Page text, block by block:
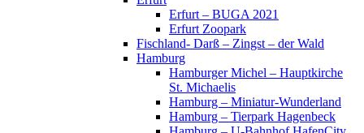
Erfurt – BUGA 2021
Erfurt Zoopark
Fischland- Darß – Zingst – der Wald
Hamburg
Hamburger Michel – Hauptkirche
St. Michaelis
Hamburg – Miniatur-Wunderland
Hamburg – Tierpark Hagenbeck